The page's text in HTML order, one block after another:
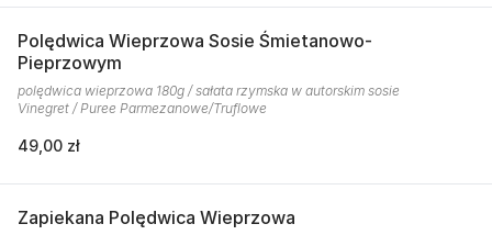
Polędwica Wieprzowa Sosie Śmietanowo-
Pieprzowym
polędwica wieprzowa 180g / sałata rzymska w autorskim sosie
Vinegret / Puree Parmezanowe/Truflowe
49,00 zł
Zapiekana Polędwica Wieprzowa